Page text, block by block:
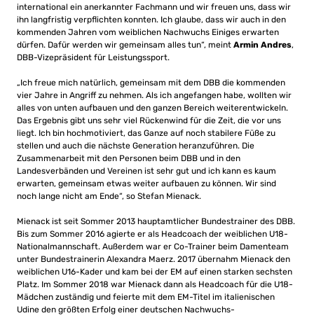
international ein anerkannter Fachmann und wir freuen uns, dass wir
ihn langfristig verpflichten konnten. Ich glaube, dass wir auch in den
kommenden Jahren vom weiblichen Nachwuchs Einiges erwarten
dürfen. Dafür werden wir gemeinsam alles tun“, meint Armin Andres,
DBB-Vizepräsident für Leistungssport.
„Ich freue mich natürlich, gemeinsam mit dem DBB die kommenden
vier Jahre in Angriff zu nehmen. Als ich angefangen habe, wollten wir
alles von unten aufbauen und den ganzen Bereich weiterentwickeln.
Das Ergebnis gibt uns sehr viel Rückenwind für die Zeit, die vor uns
liegt. Ich bin hochmotiviert, das Ganze auf noch stabilere Füße zu
stellen und auch die nächste Generation heranzuführen. Die
Zusammenarbeit mit den Personen beim DBB und in den
Landesverbänden und Vereinen ist sehr gut und ich kann es kaum
erwarten, gemeinsam etwas weiter aufbauen zu können. Wir sind
noch lange nicht am Ende“, so Stefan Mienack.
Mienack ist seit Sommer 2013 hauptamtlicher Bundestrainer des DBB.
Bis zum Sommer 2016 agierte er als Headcoach der weiblichen U18-
Nationalmannschaft. Außerdem war er Co-Trainer beim Damenteam
unter Bundestrainerin Alexandra Maerz. 2017 übernahm Mienack den
weiblichen U16-Kader und kam bei der EM auf einen starken sechsten
Platz. Im Sommer 2018 war Mienack dann als Headcoach für die U18-
Mädchen zuständig und feierte mit dem EM-Titel im italienischen
Udine den größten Erfolg einer deutschen Nachwuchs-